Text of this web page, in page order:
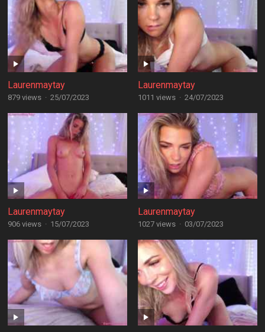
Laurenmaytay
879 views · 25/07/2023
Laurenmaytay
1011 views · 24/07/2023
Laurenmaytay
906 views · 15/07/2023
Laurenmaytay
1027 views · 03/07/2023